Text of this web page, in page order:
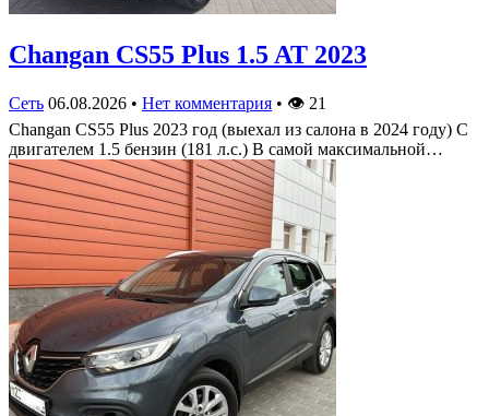
Changan CS55 Plus 1.5 AT 2023
Сеть 06.08.2026 • Нет комментария • 👁 21
Changan CS55 Plus 2023 год (выехал из салона в 2024 году) С
двигателем 1.5 бензин (181 л.с.) В самой максимальной…